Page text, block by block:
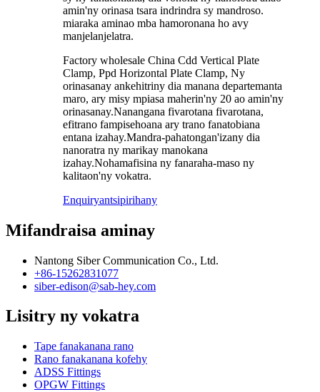
amin'ny orinasa tsara indrindra sy mandroso.
miaraka aminao mba hamoronana ho avy
manjelanjelatra.
Factory wholesale China Cdd Vertical Plate
Clamp, Ppd Horizontal Plate Clamp, Ny
orinasanay ankehitriny dia manana departemanta
maro, ary misy mpiasa maherin'ny 20 ao amin'ny
orinasanay.Nanangana fivarotana fivarotana,
efitrano fampisehoana ary trano fanatobiana
entana izahay.Mandra-pahatongan'izany dia
nanoratra ny marikay manokana
izahay.Nohamafisina ny fanaraha-maso ny
kalitaon'ny vokatra.
Enquiryantsipirihany
Mifandraisa aminay
Nantong Siber Communication Co., Ltd.
+86-15262831077
siber-edison@sab-hey.com
Lisitry ny vokatra
Tape fanakanana rano
Rano fanakanana kofehy
ADSS Fittings
OPGW Fittings